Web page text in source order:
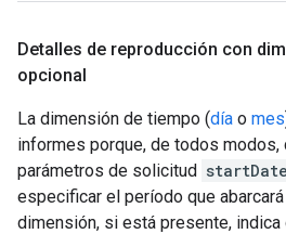
Detalles de reproducción con
opcional
La dimensión de tiempo (día o mes
informes porque, de todos modos,
parámetros de solicitud startDate
especificar el período que
dimensión, si está presente,